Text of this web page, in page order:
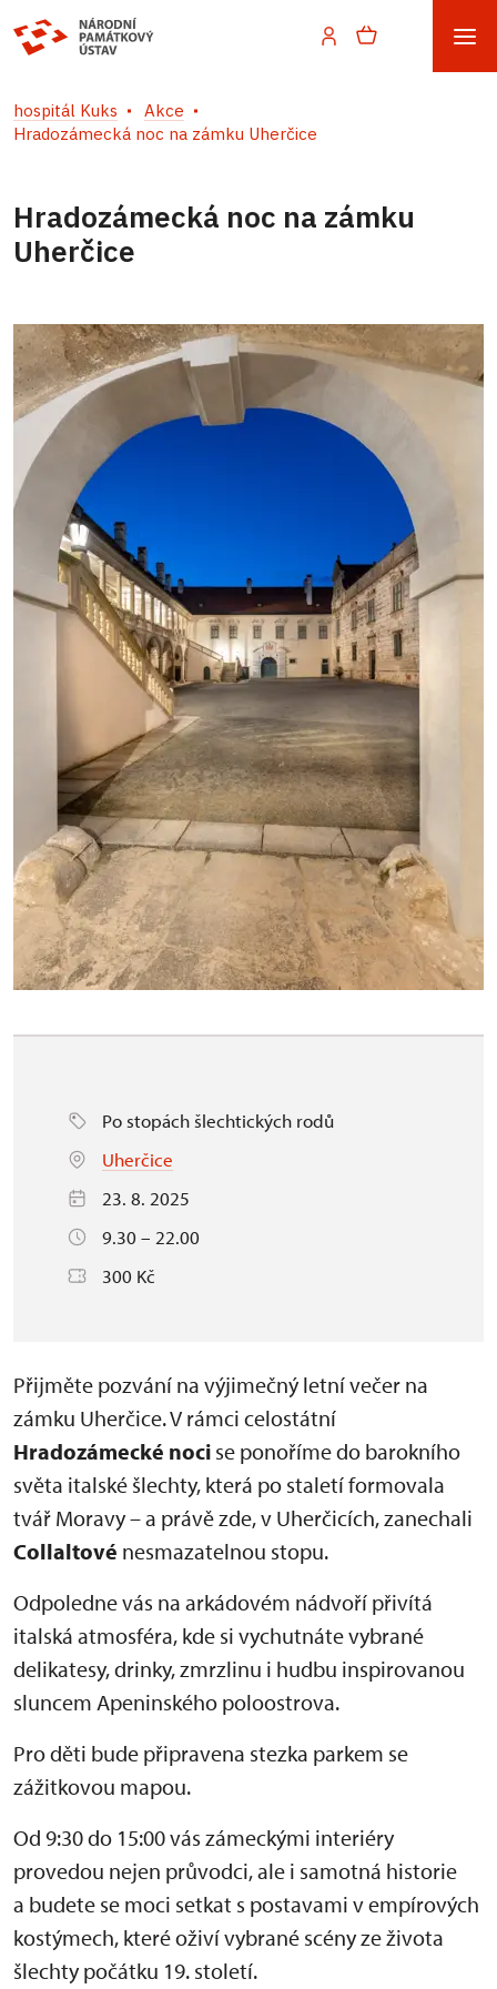
hospitál Kuks
Akce
Hradozámecká noc na zámku Uherčice
Hradozámecká noc na zámku
Uherčice
Po stopách šlechtických rodů
Uherčice
23. 8. 2025
9.30 – 22.00
300 Kč
Přijměte pozvání na výjimečný letní večer na
zámku Uherčice. V rámci celostátní
Hradozámecké noci se ponoříme do barokního
světa italské šlechty, která po staletí formovala
tvář Moravy – a právě zde, v Uherčicích, zanechali
Collaltové nesmazatelnou stopu.
Odpoledne vás na arkádovém nádvoří přivítá
italská atmosféra, kde si vychutnáte vybrané
delikatesy, drinky, zmrzlinu i hudbu inspirovanou
sluncem Apeninského poloostrova.
Pro děti bude připravena stezka parkem se
zážitkovou mapou.
Od 9:30 do 15:00 vás zámeckými interiéry
provedou nejen průvodci, ale i samotná historie
a budete se moci setkat s postavami v empírových
kostýmech, které oživí vybrané scény ze života
šlechty počátku 19. století.